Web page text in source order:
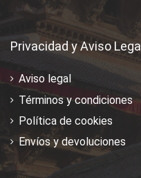
Privacidad y Aviso Legal
Aviso legal
Términos y condiciones
Política de cookies
Envíos y devoluciones